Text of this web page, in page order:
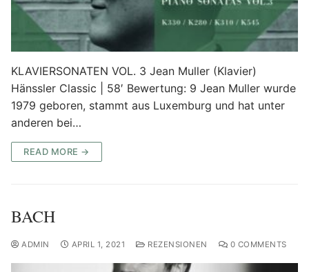
KLAVIERSONATEN VOL. 3 Jean Muller (Klavier)
Hänssler Classic | 58′ Bewertung: 9 Jean Muller wurde
1979 geboren, stammt aus Luxemburg und hat unter
anderen bei…
READ MORE →
BACH
ADMIN APRIL 1, 2021 REZENSIONEN 0 COMMENTS